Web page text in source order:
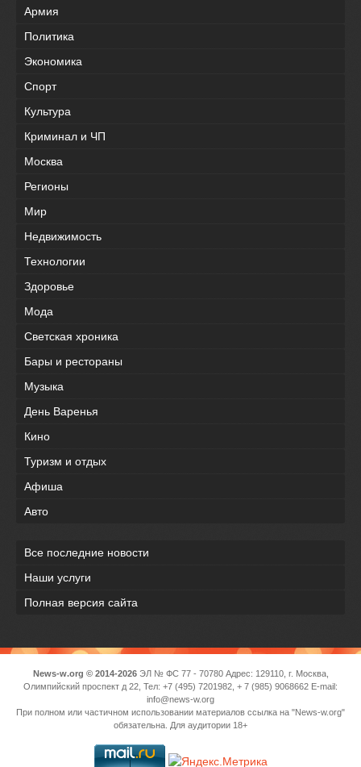
Армия
Политика
Экономика
Спорт
Культура
Криминал и ЧП
Москва
Регионы
Мир
Недвижимость
Технологии
Здоровье
Мода
Светская хроника
Бары и рестораны
Музыка
День Варенья
Кино
Туризм и отдых
Афиша
Авто
Все последние новости
Наши услуги
Полная версия сайта
News-w.org © 2014-2026ЭЛ № ФС 77 - 70780 Адрес: 129110, г. Москва,
Олимпийский проспект д 22, Тел: +7 (495) 7201982, + 7 (985) 9068662 E-mail:
info@news-w.org
При полном или частичном использовании материалов ссылка на "News-w.org"
обязательна. Для аудитории 18+